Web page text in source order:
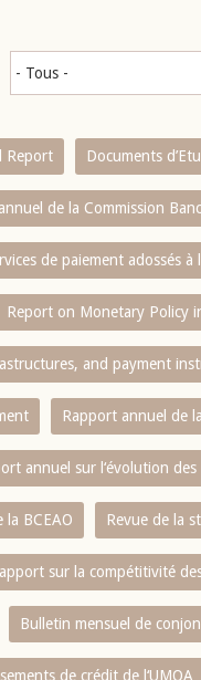
Report Documents
de la Commission
de paiement adossés
Report on Monetary Policy
and payment
Rapport annuel de
annuel sur l‘évolution
la BCEAO Revue de la
sur la compétitivité
Bulletin mensuel de
de crédit de l‘UMOA